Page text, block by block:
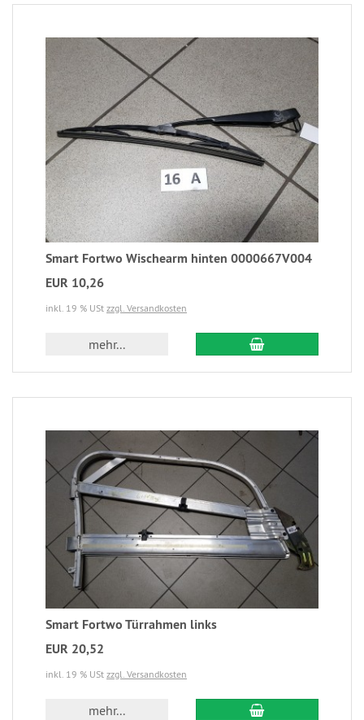
Smart Fortwo Wischearm hinten 0000667V004
EUR 10,26
inkl. 19 % USt zzgl. Versandkosten
mehr...
Smart Fortwo Türrahmen links
EUR 20,52
inkl. 19 % USt zzgl. Versandkosten
mehr...